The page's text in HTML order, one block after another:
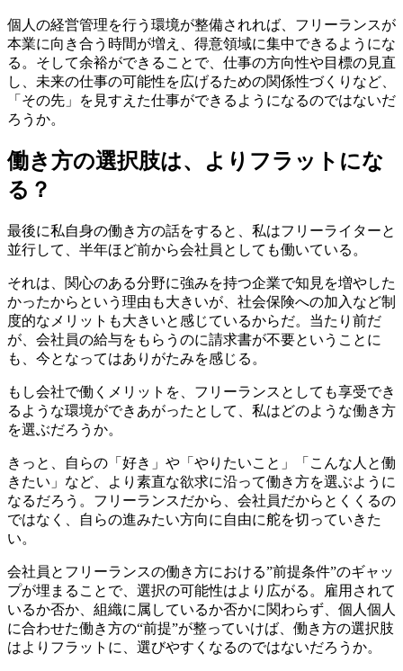
個人の経営管理を行う環境が整備されれば、フリーランスが
本業に向き合う時間が増え、得意領域に集中できるようにな
る。そして余裕ができることで、仕事の方向性や目標の見直
し、未来の仕事の可能性を広げるための関係性づくりなど、
「その先」を見すえた仕事ができるようになるのではないだ
ろうか。
働き方の選択肢は、よりフラットにな
る？
最後に私自身の働き方の話をすると、私はフリーライターと
並行して、半年ほど前から会社員としても働いている。
それは、関心のある分野に強みを持つ企業で知見を増やした
かったからという理由も大きいが、社会保険への加入など制
度的なメリットも大きいと感じているからだ。当たり前だ
が、会社員の給与をもらうのに請求書が不要ということに
も、今となってはありがたみを感じる。
もし会社で働くメリットを、フリーランスとしても享受でき
るような環境ができあがったとして、私はどのような働き方
を選ぶだろうか。
きっと、自らの「好き」や「やりたいこと」「こんな人と働
きたい」など、より素直な欲求に沿って働き方を選ぶように
なるだろう。フリーランスだから、会社員だからとくくるの
ではなく、自らの進みたい方向に自由に舵を切っていきた
い。
会社員とフリーランスの働き方における”前提条件”のギャッ
プが埋まることで、選択の可能性はより広がる。雇用されて
いるか否か、組織に属しているか否かに関わらず、個人個人
に合わせた働き方の“前提”が整っていけば、働き方の選択肢
はよりフラットに、選びやすくなるのではないだろうか。